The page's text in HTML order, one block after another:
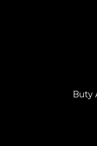
Buty